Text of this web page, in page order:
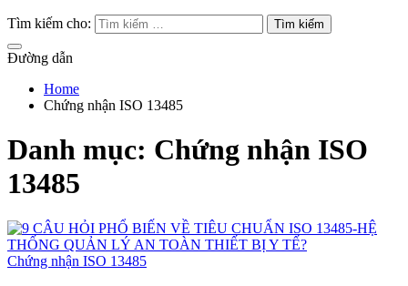
Tìm kiếm cho:
Đường dẫn
Home
Chứng nhận ISO 13485
Danh mục: Chứng nhận ISO
13485
Chứng nhận ISO 13485